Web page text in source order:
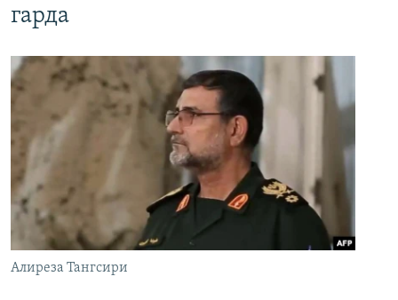
гарда
Алиреза Тангсири